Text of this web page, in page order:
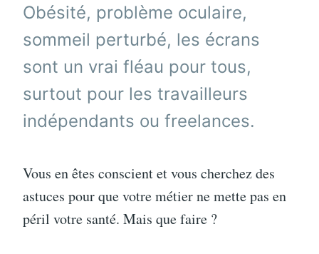
Obésité, problème oculaire,
sommeil perturbé, les écrans
sont un vrai fléau pour tous,
surtout pour les travailleurs
indépendants ou freelances.
Vous en êtes conscient et vous cherchez des
astuces pour que votre métier ne mette pas en
péril votre santé. Mais que faire ?